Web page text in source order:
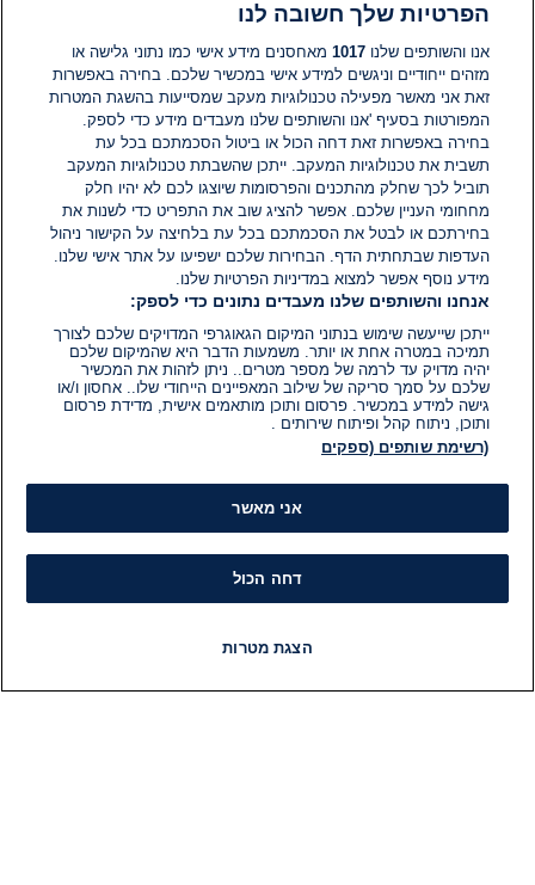
תגובות
אין עדיין תגובות. היה הראשון להגיב
הוסף תגובה
הפרטיות שלך חשובה לנו
אנו והשותפים שלנו1017 מאחסנים מידע אישי כמו נתוני גלישה או
מזהים ייחודיים וניגשים למידע אישי במכשיר שלכם. בחירה באפשרות
זאת אני מאשר מפעילה טכנולוגיות מעקב שמסייעות בהשגת המטרות
המפורטות בסעיף 'אנו והשותפים שלנו מעבדים מידע כדי לספק.
בחירה באפשרות זאת דחה הכול או ביטול הסכמתכם בכל עת
תשבית את טכנולוגיות המעקב. ייתכן שהשבתת טכנולוגיות המעקב
תוביל לכך שחלק מהתכנים והפרסומות שיוצגו לכם לא יהיו חלק
מחחומי העניין שלכם. אפשר להציג שוב את התפריט כדי לשנות את
בחירתכם או לבטל את הסכמתכם בכל עת בלחיצה על הקישור ניהול
העדפות שבתחתית הדף. הבחירות שלכם ישפיעו על אתר אישי שלנו.
מידע נוסף אפשר למצוא במדיניות הפרטיות שלנו.
אנחנו והשותפים שלנו מעבדים נתונים כדי לספק:
ייתכן שייעשה שימוש בנתוני המיקום הגאוגרפי המדויקים שלכם לצורך
תמיכה במטרה אחת או יותר. משמעות הדבר היא שהמיקום שלכם
יהיה מדויק עד לרמה של מספר מטרים.. ניתן לזהות את המכשיר
שלכם על סמך סריקה של שילוב המאפיינים הייחודי שלו.. אחסון ו/או
גישה למידע במכשיר. פרסום ותוכן מותאמים אישית, מדידת פרסום
ותוכן, ניתוח קהל ופיתוח שירותים .
(רשימת שותפים (ספקים
אני מאשר
דחה הכול
הצגת מטרות